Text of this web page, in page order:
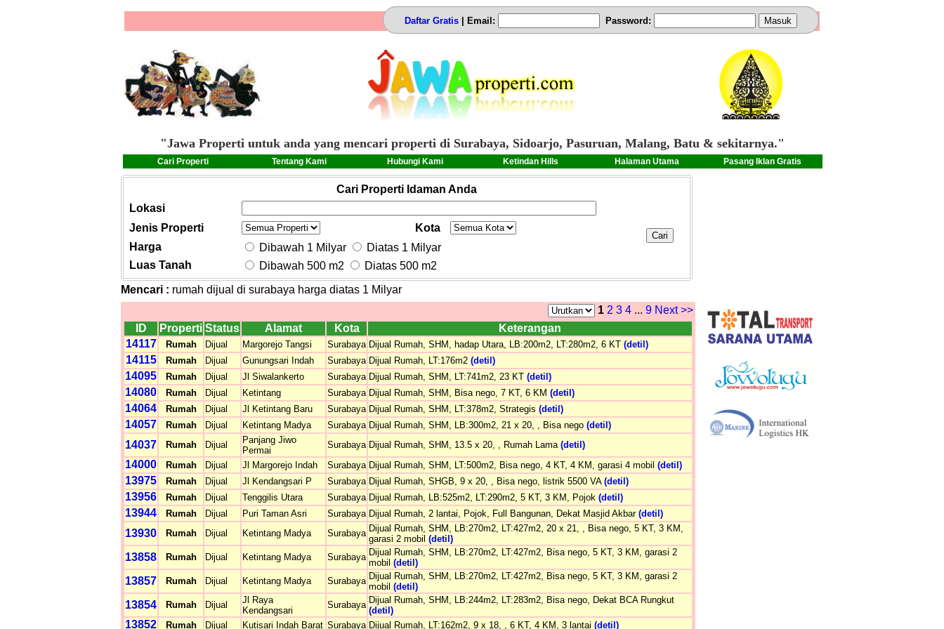
Daftar Gratis | Email: Password:
"Jawa Properti untuk anda yang mencari properti di Surabaya, Sidoarjo, Pasuruan, Malang, Batu & sekitarnya."
Cari Properti Tentang Kami Hubungi Kami Ketindan Hills Halaman Utama Pasang Iklan Gratis
Cari Properti Idaman Anda
Lokasi
Jenis Properti
Kota
Harga
Dibawah 1 Milyar
Diatas 1 Milyar
Luas Tanah
Dibawah 500 m2
Diatas 500 m2
Mencari : rumah dijual di surabaya harga diatas 1 Milyar
1 2 3 4 ... 9 Next >>
ID
Properti Status Alamat Kota
Keterangan
14117
Rumah Dijual Margorejo Tangsi Surabaya Dijual Rumah, SHM, hadap Utara, LB:200m2, LT:280m2, 6 KT (detil)
14115 Rumah Dijual Gunungsari Indah Surabaya Dijual Rumah, LT:176m2 (detil)
14095 Rumah Dijual Jl Siwalankerto Surabaya Dijual Rumah, SHM, LT:741m2, 23 KT (detil)
14080 Rumah Dijual Ketintang Surabaya Dijual Rumah, SHM, Bisa nego, 7 KT, 6 KM (detil)
14064 Rumah Dijual Jl Ketintang Baru Surabaya Dijual Rumah, SHM, LT:378m2, Strategis (detil)
14057 Rumah Dijual Ketintang Madya Surabaya Dijual Rumah, SHM, LB:300m2, 21 x 20, , Bisa nego (detil)
14037 Rumah Dijual
Panjang Jiwo
Permai
Surabaya Dijual Rumah, SHM, 13.5 x 20, , Rumah Lama (detil)
14000 Rumah Dijual Jl Margorejo Indah Surabaya Dijual Rumah, SHM, LT:500m2, Bisa nego, 4 KT, 4 KM, garasi 4 mobil (detil)
13975 Rumah Dijual Jl Kendangsari P Surabaya Dijual Rumah, SHGB, 9 x 20, , Bisa nego, listrik 5500 VA (detil)
13956 Rumah Dijual Tenggilis Utara Surabaya Dijual Rumah, LB:525m2, LT:290m2, 5 KT, 3 KM, Pojok (detil)
13944 Rumah Dijual Puri Taman Asri Surabaya Dijual Rumah, 2 lantai, Pojok, Full Bangunan, Dekat Masjid Akbar (detil)
13930 Rumah Dijual Ketintang Madya Surabaya Dijual Rumah, SHM, LB:270m2, LT:427m2, 20 x 21, , Bisa nego, 5 KT, 3 KM,
garasi 2 mobil (detil)
13858 Rumah Dijual Ketintang Madya Surabaya Dijual Rumah, SHM, LB:270m2, LT:427m2, Bisa nego, 5 KT, 3 KM, garasi 2
mobil (detil)
13857 Rumah Dijual Ketintang Madya Surabaya Dijual Rumah, SHM, LB:270m2, LT:427m2, Bisa nego, 5 KT, 3 KM, garasi 2
mobil (detil)
13854 Rumah Dijual
Jl Raya
Kendangsari
Surabaya Dijual Rumah, SHM, LB:244m2, LT:283m2, Bisa nego, Dekat BCA Rungkut
(detil)
13852 Rumah Dijual Kutisari Indah Barat Surabaya Dijual Rumah, LT:162m2, 9 x 18, , 6 KT, 4 KM, 3 lantai (detil)